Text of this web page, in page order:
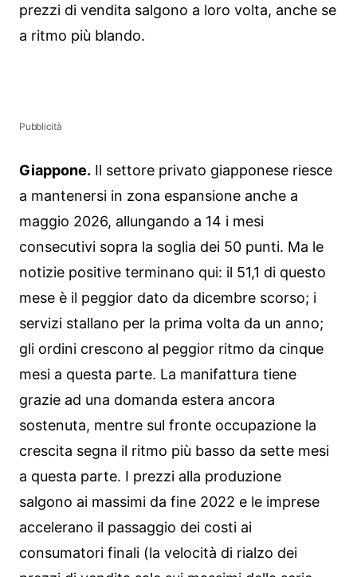
prezzi di vendita salgono a loro volta, anche se
a ritmo più blando.
Pubblicità
Giappone. Il settore privato giapponese riesce
a mantenersi in zona espansione anche a
maggio 2026, allungando a 14 i mesi
consecutivi sopra la soglia dei 50 punti. Ma le
notizie positive terminano qui: il 51,1 di questo
mese è il peggior dato da dicembre scorso; i
servizi stallano per la prima volta da un anno;
gli ordini crescono al peggior ritmo da cinque
mesi a questa parte. La manifattura tiene
grazie ad una domanda estera ancora
sostenuta, mentre sul fronte occupazione la
crescita segna il ritmo più basso da sette mesi
a questa parte. I prezzi alla produzione
salgono ai massimi da fine 2022 e le imprese
accelerano il passaggio dei costi ai
consumatori finali (la velocità di rialzo dei